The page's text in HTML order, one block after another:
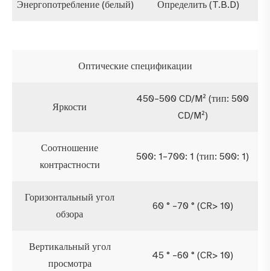
Энергопотребление (белый) Определить (T.B.D)
Оптические спецификации
Яркости
450–500 CD/M² (тип: 500
CD/M²)
Соотношение
контрастности
500: 1–700: 1 (тип: 500: 1)
Горизонтальный угол
обзора
60 ° –70 ° (CR> 10)
Вертикальный угол
просмотра
45 ° –60 ° (CR> 10)